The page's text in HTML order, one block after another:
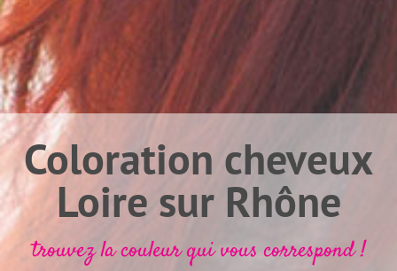
Coloration cheveux
Loire sur Rhône
trouvez la couleur qui vous correspond !